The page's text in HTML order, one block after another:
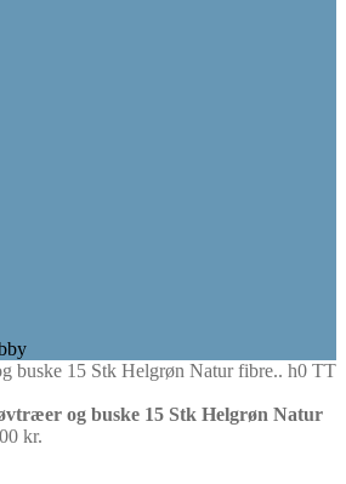
og buske 15 Stk Helgrøn Natur
kr.